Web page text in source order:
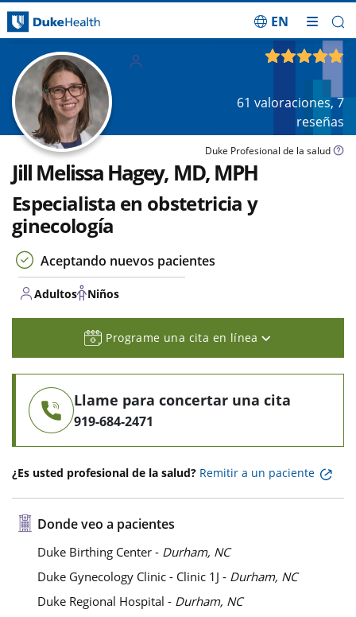
EN
4.90de 5
61 valoraciones,7
reseñas
Duke Profesional de la salud
Jill Melissa Hagey, MD, MPH
Especialista en obstetricia y
ginecología
Aceptando nuevos pacientes
Adultos Niños
Programe una cita en línea
Llame para concertar una cita
919-684-2471
¿Es usted profesional de la salud? Remitir a un paciente
Donde veo a pacientes
Duke Birthing Center - Durham, NC
Duke Gynecology Clinic - Clinic 1J - Durham, NC
Duke Regional Hospital - Durham, NC